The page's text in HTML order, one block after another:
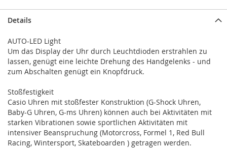
Details
AUTO-LED Light
Um das Display der Uhr durch Leuchtdioden erstrahlen zu
lassen, genügt eine leichte Drehung des Handgelenks - und
zum Abschalten genügt ein Knopfdruck.
Stoßfestigkeit
Casio Uhren mit stoßfester Konstruktion (G-Shock Uhren,
Baby-G Uhren, G-ms Uhren) können auch bei Aktivitäten mit
starken Vibrationen sowie sportlichen Aktivitäten mit
intensiver Beanspruchung (Motorcross, Formel 1, Red Bull
Racing, Wintersport, Skateboarden ) getragen werden.